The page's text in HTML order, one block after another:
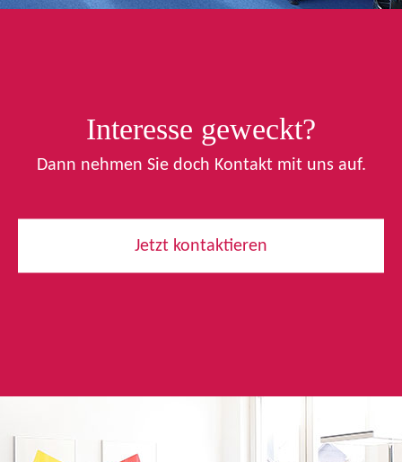
Interesse geweckt?
Dann nehmen Sie doch Kontakt mit uns auf.
Jetzt kontaktieren